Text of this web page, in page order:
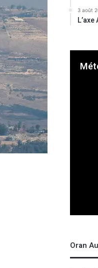
3 août
Oran